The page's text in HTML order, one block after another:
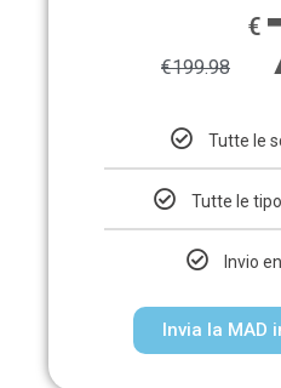
€199.98
€
Tutte le
Tutte le
Invio
Invia la MAD